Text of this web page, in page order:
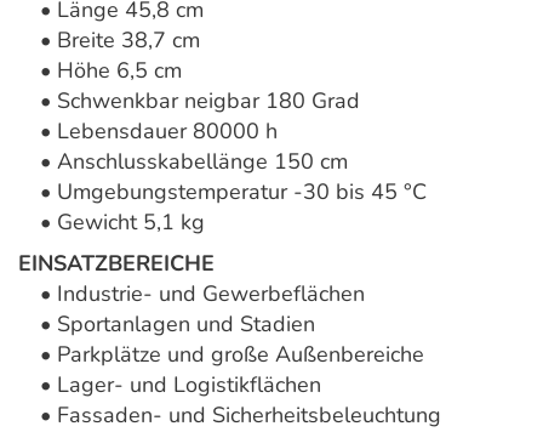
• Länge 45,8 cm
• Breite 38,7 cm
• Höhe 6,5 cm
• Schwenkbar neigbar 180 Grad
• Lebensdauer 80000 h
• Anschlusskabellänge 150 cm
• Umgebungstemperatur -30 bis 45 °C
• Gewicht 5,1 kg
EINSATZBEREICHE
• Industrie- und Gewerbeflächen
• Sportanlagen und Stadien
• Parkplätze und große Außenbereiche
• Lager- und Logistikflächen
• Fassaden- und Sicherheitsbeleuchtung